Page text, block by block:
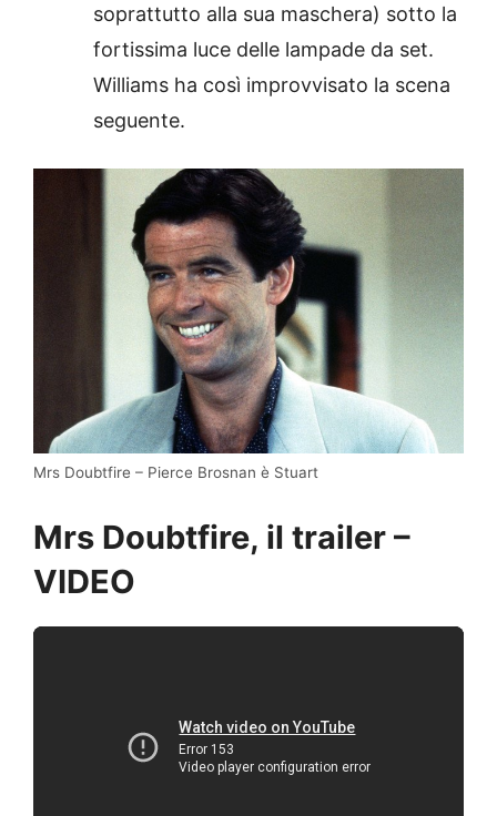
soprattutto alla sua maschera) sotto la
fortissima luce delle lampade da set.
Williams ha così improvvisato la scena
seguente.
Mrs Doubtfire – Pierce Brosnan è Stuart
Mrs Doubtfire, il trailer –
VIDEO